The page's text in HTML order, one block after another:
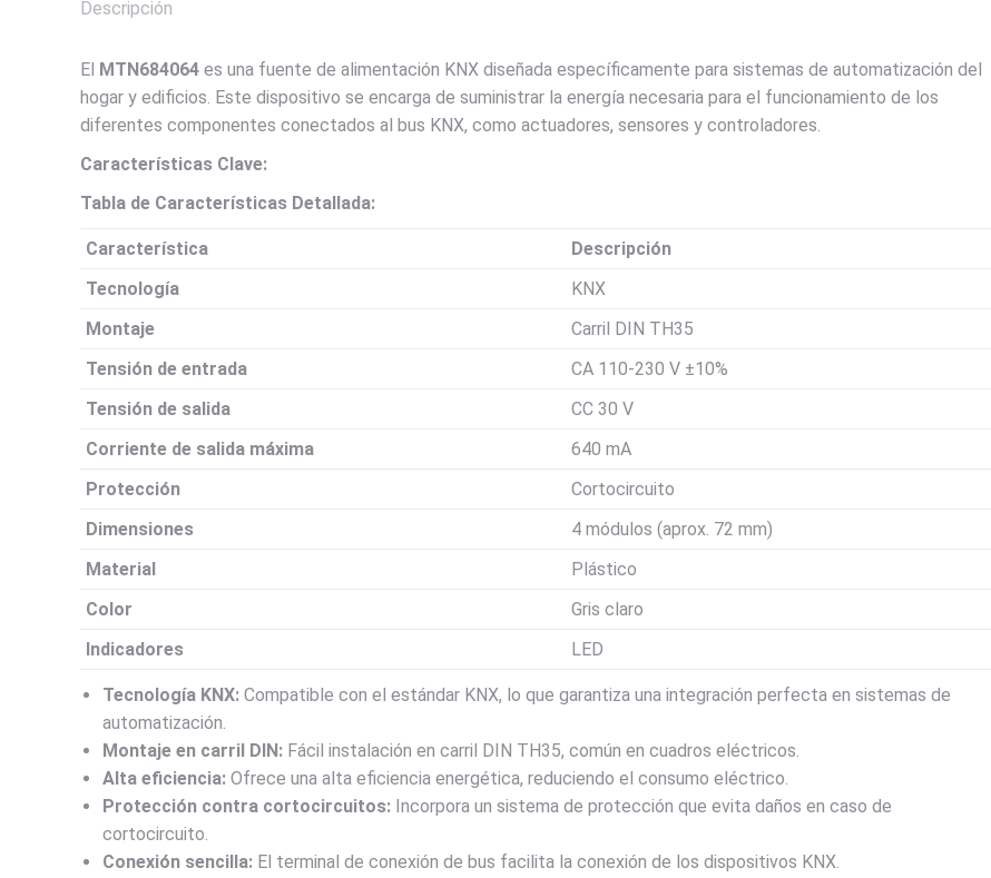
Descripción
El MTN684064 es una fuente de alimentación KNX diseñada específicamente para sistemas de automatización del
hogar y edificios. Este dispositivo se encarga de suministrar la energía necesaria para el funcionamiento de los
diferentes componentes conectados al bus KNX, como actuadores, sensores y controladores.
Características Clave:
Tabla de Características Detallada:
Característica
Descripción
Tecnología
KNX
Montaje
Carril DIN TH35
Tensión de entrada
CA 110-230 V ±10%
Tensión de salida
CC 30 V
Corriente de salida máxima
640 mA
Protección
Cortocircuito
Dimensiones
4 módulos (aprox. 72 mm)
Material
Plástico
Color
Gris claro
Indicadores
LED
Tecnología KNX: Compatible con el estándar KNX, lo que garantiza una integración perfecta en sistemas de
automatización.
Montaje en carril DIN: Fácil instalación en carril DIN TH35, común en cuadros eléctricos.
Alta eficiencia: Ofrece una alta eficiencia energética, reduciendo el consumo eléctrico.
Protección contra cortocircuitos: Incorpora un sistema de protección que evita daños en caso de
cortocircuito.
Conexión sencilla: El terminal de conexión de bus facilita la conexión de los dispositivos KNX.